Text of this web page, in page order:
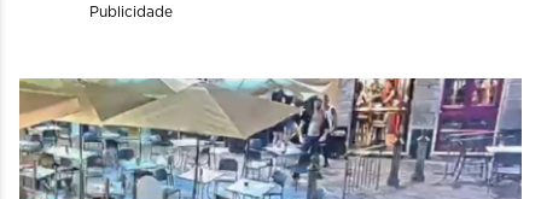
Publicidade